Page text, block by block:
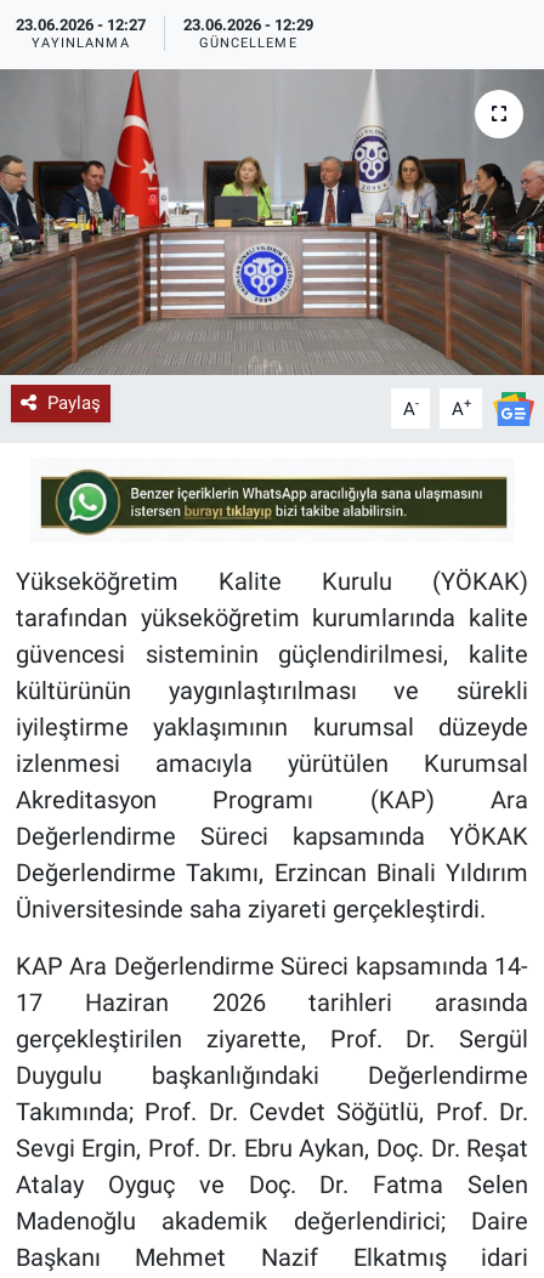
23.06.2026 - 12:27
YAYINLANMA
23.06.2026 - 12:29
GÜNCELLEME
Paylaş A- A+
Yükseköğretim Kalite Kurulu (YÖKAK)
tarafından yükseköğretim kurumlarında kalite
güvencesi sisteminin güçlendirilmesi, kalite
kültürünün yaygınlaştırılması ve sürekli
iyileştirme yaklaşımının kurumsal düzeyde
izlenmesi amacıyla yürütülen Kurumsal
Akreditasyon Programı (KAP) Ara
Değerlendirme Süreci kapsamında YÖKAK
Değerlendirme Takımı, Erzincan Binali Yıldırım
Üniversitesinde saha ziyareti gerçekleştirdi.
KAP Ara Değerlendirme Süreci kapsamında 14-
17 Haziran 2026 tarihleri arasında
gerçekleştirilen ziyarette, Prof. Dr. Sergül
Duygulu başkanlığındaki Değerlendirme
Takımında; Prof. Dr. Cevdet Söğütlü, Prof. Dr.
Sevgi Ergin, Prof. Dr. Ebru Aykan, Doç. Dr. Reşat
Atalay Oyguç ve Doç. Dr. Fatma Selen
Madenoğlu akademik değerlendirici; Daire
Başkanı Mehmet Nazif Elkatmış idari
Yerel Haber
Politika
SPOR
YAŞAM
RESMİ İLAN